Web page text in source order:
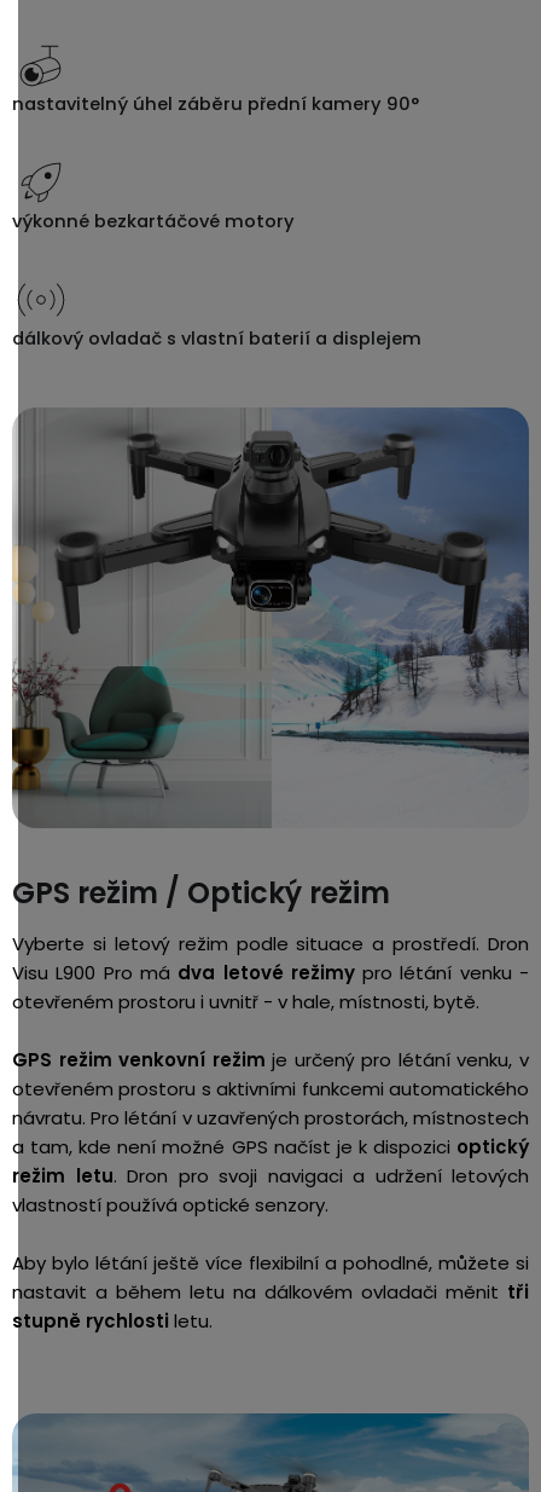
nastavitelný úhel záběru přední kamery 90°
výkonné bezkartáčové motory
dálkový ovladač s vlastní baterií a displejem
GPS režim / Optický režim
Vyberte si letový režim podle situace a prostředí. Dron
Visu L900 Pro má dva letové režimypro létání venku -
otevřeném prostoru i uvnitř - v hale, místnosti, bytě.
GPS režim venkovní režim je určený pro létání venku, v
otevřeném prostoru s aktivními funkcemi automatického
návratu. Pro létání v uzavřených prostorách, místnostech
a tam, kde není možné GPS načíst je k dispozici optický
režim letu. Dron pro svoji navigaci a udržení letových
vlastností používá optické senzory.
Aby bylo létání ještě více flexibilní a pohodlné, můžete si
nastavit a během letu na dálkovém ovladači měnit tři
stupně rychlosti letu.